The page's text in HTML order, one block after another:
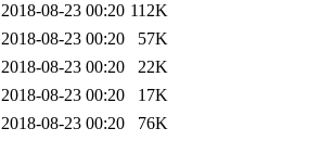
2018-08-23 00:20 112K
2018-08-23 00:20
57K
2018-08-23 00:20
22K
2018-08-23 00:20
17K
2018-08-23 00:20
76K